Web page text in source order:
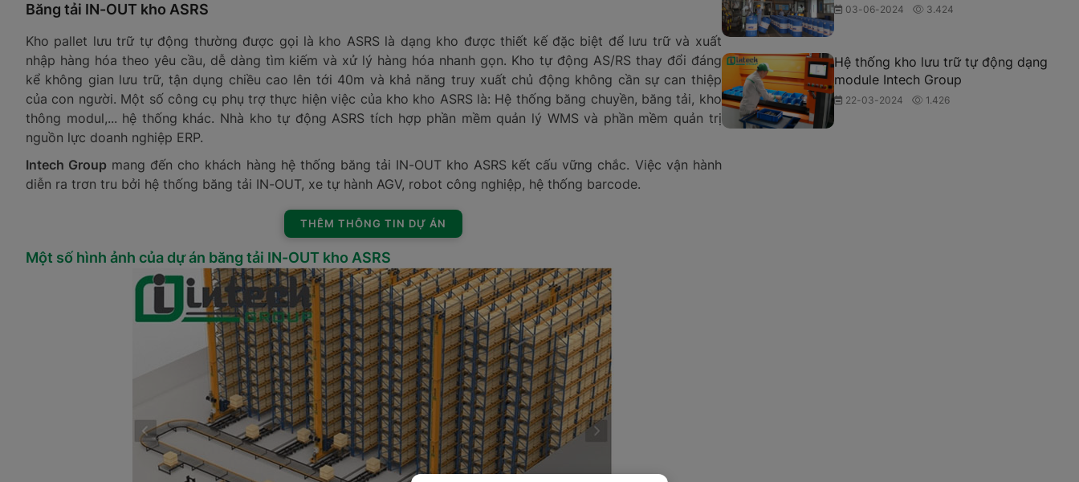
Băng tải IN-OUT kho ASRS
Kho pallet lưu trữ tự động thường được gọi là kho ASRS là dạng kho được thiết kế đặc biệt để lưu trữ và xuất
nhập hàng hóa theo yêu cầu, dễ dàng tìm kiếm và xử lý hàng hóa nhanh gọn. Kho tự động AS/RS thay đổi đáng
kể không gian lưu trữ, tận dụng chiều cao lên tới 40m và khả năng truy xuất chủ động không cần sự can thiệp
của con người. Một số công cụ phụ trợ thực hiện việc của kho kho ASRS là: Hệ thống băng chuyền, băng tải, kho
thông modul,... hệ thống khác. Nhà kho tự động ASRS tích hợp phần mềm quản lý WMS và phần mềm quản trị
nguồn lực doanh nghiệp ERP.
Intech Group mang đến cho khách hàng hệ thống băng tải IN-OUT kho ASRS kết cấu vững chắc. Việc vận hành
diễn ra trơn tru bởi hệ thống băng tải IN-OUT, xe tự hành AGV, robot công nghiệp, hệ thống barcode.
THÊM THÔNG TIN DỰ ÁN
Một số hình ảnh của dự án băng tải IN-OUT kho ASRS
03-06-2024 3.424
Hệ thống kho lưu trữ tự động dạng
module Intech Group
22-03-2024 1.426